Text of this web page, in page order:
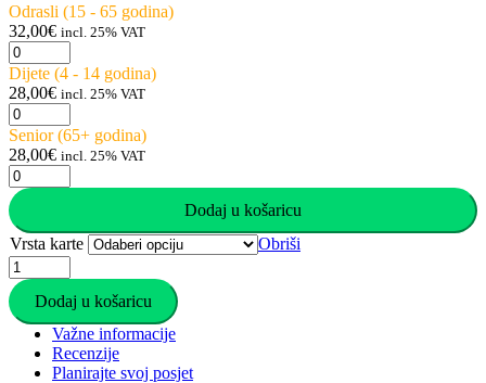
Odrasli (15 - 65 godina)
32,00€ incl. 25% VAT
Dinopark
Funtana
Ulaznice
količina
Dijete (4 - 14 godina)
28,00€ incl. 25% VAT
Dinopark
Funtana
Ulaznice
količina
Senior (65+ godina)
28,00€ incl. 25% VAT
Dinopark
Funtana
Ulaznice
količina
Dodaj u košaricu
Vrsta karte
Obriši
Dinopark
Funtana
Ulaznice
količina
Dodaj u košaricu
Važne informacije
Recenzije
Planirajte svoj posjet